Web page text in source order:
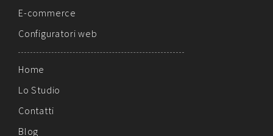
E-commerce
Configuratori web
Home
Lo Studio
Contatti
Blog